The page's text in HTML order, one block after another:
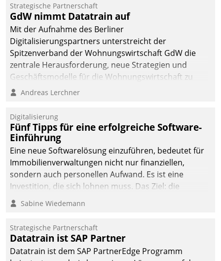
Datatrain. Die meravis
Wohnungsbau- und
Immobilien GmbH hat
sich dabei für den Betrieb
der Lösung über die SAP
Cloud Platform
entschieden - als erstes
Unternehmen am
Strategische Partnerschaft
GdW nimmt Datatrain auf
Mit der Aufnahme des Berliner
Digitalisierungspartners unterstreicht der
Spitzenverband der Wohnungswirtschaft GdW die
zentrale Herausforderung, neue Strategien und
Geschäftsmodelle für die Wohnungswirtschaft zu
entwickeln.
Andreas Lerchner
Digitalisierung
Fünf Tipps für eine erfolgreiche Software-
Einführung
Eine neue Softwarelösung einzuführen, bedeutet für
Immobilienverwaltungen nicht nur finanziellen,
sondern auch personellen Aufwand. Es ist eine
Investition, die sich lohnen muss. Das Ziel: die
nachhaltige Optimierung der Geschäftsabläufe. Damit
dieses Ziel erreicht wird, sollten einige Grundregeln
Sabine Wiedemann
Strategische Partnerschaft
Datatrain ist SAP Partner
Datatrain ist dem SAP PartnerEdge Programm